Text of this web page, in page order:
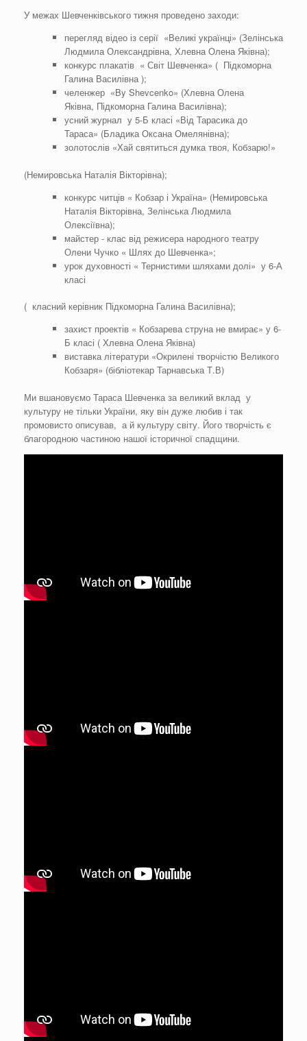
У межах Шевченківського тижня проведено заходи:
перегляд відео із серії «Великі українці» (Зелінська
Людмила Олександрівна, Хлевна Олена Яківна);
конкурс плакатів « Світ Шевченка» ( Підкоморна
Галина Василівна );
челенжер «By Shevcenko» (Хлевна Олена
Яківна, Підкоморна Галина Василівна);
усний журнал у 5-Б класі «Від Тарасика до
Тараса» (Бладика Оксана Омелянівна);
золотослів «Хай святиться думка твоя, Кобзарю!»
(Немировська Наталія Вікторівна);
конкурс читців « Кобзар і Україна» (Немировська
Наталія Вікторівна, Зелінська Людмила
Олексіївна);
майстер - клас від режисера народного театру
Олени Чучко « Шлях до Шевченка»;
урок духовності « Тернистими шляхами долі» у 6-А
класі
( класний керівник Підкоморна Галина Василівна);
захист проектів « Кобзарева струна не вмирає» у 6-
Б класі ( Хлевна Олена Яківна)
виставка літератури «Окрилені творчістю Великого
Кобзаря» (бібліотекар Тарнавська Т.В)
Ми вшановуємо Тараса Шевченка за великий вклад у
культуру не тільки України, яку він дуже любив і так
промовисто описував, а й культуру світу. Його творчість є
благородною частиною нашої історичної спадщини.